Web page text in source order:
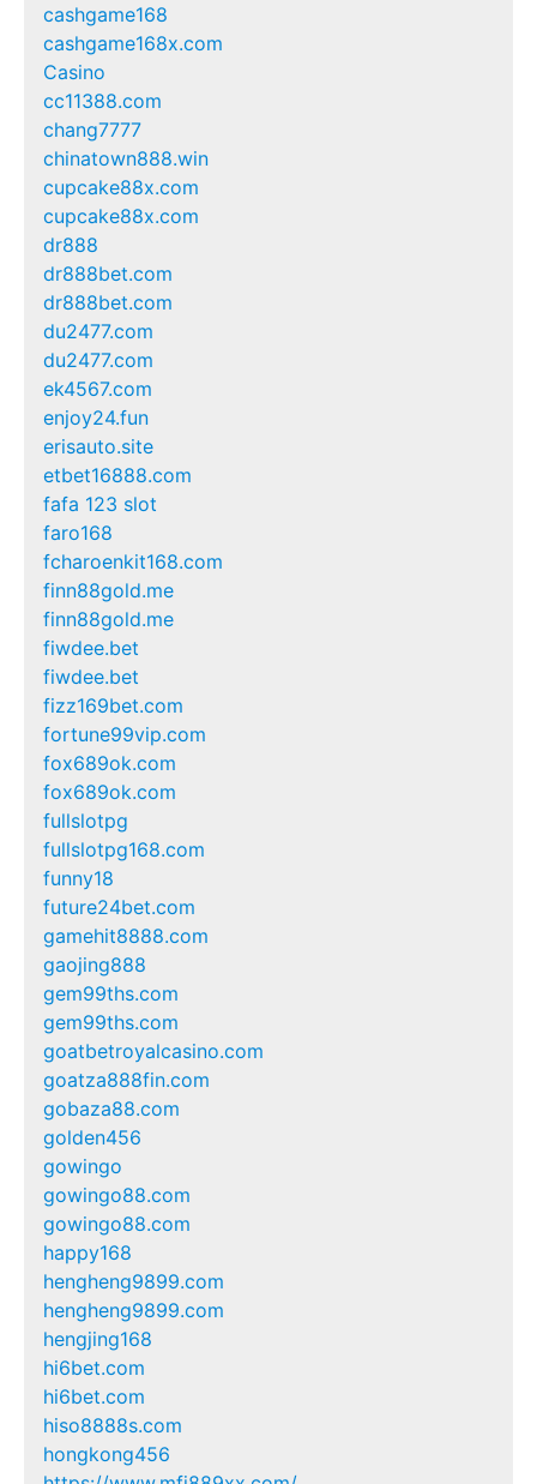
cashgame168
cashgame168x.com
Casino
cc11388.com
chang7777
chinatown888.win
cupcake88x.com
cupcake88x.com
dr888
dr888bet.com
dr888bet.com
du2477.com
du2477.com
ek4567.com
enjoy24.fun
erisauto.site
etbet16888.com
fafa 123 slot
faro168
fcharoenkit168.com
finn88gold.me
finn88gold.me
fiwdee.bet
fiwdee.bet
fizz169bet.com
fortune99vip.com
fox689ok.com
fox689ok.com
fullslotpg
fullslotpg168.com
funny18
future24bet.com
gamehit8888.com
gaojing888
gem99ths.com
gem99ths.com
goatbetroyalcasino.com
goatza888fin.com
gobaza88.com
golden456
gowingo
gowingo88.com
gowingo88.com
happy168
hengheng9899.com
hengheng9899.com
hengjing168
hi6bet.com
hi6bet.com
hiso8888s.com
hongkong456